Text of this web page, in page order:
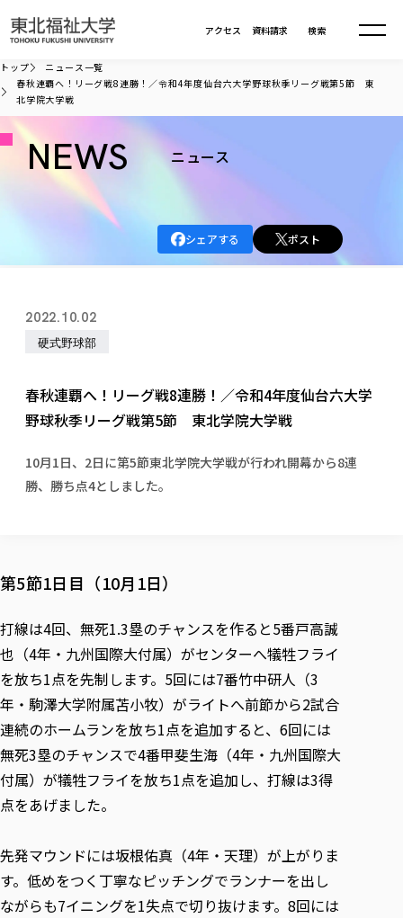
資料請求
アクセス 検索
大学について
大学理念
各種方針
大学の概要
大学の歩み
学生・教職員・卒業生数
校歌の歴史
校章・マーク・カラー
寄附の受け入れ
関連法人
キャンパス案内
大学の取り組み
大学の取り組み
カリキュラム編成ガイドライン
本学のシラバスについて
一般事業主行動計画
公的資金等の不正使用の防止に関する基本方針
リエゾンゼミ・ナビ（テキスト等）
お役立ち情報（リンク集）
放射線モニタリング測定結果（国見キャンパス）
情報公開
寄附行為
中期事業計画
学校教育法施行規則第172条の2に基づく情報公開
学部・学科等設置計画履行状況報告書
情報公開規程
学部・大学院
学部・大学院TOP
総合福祉学部
福祉行政学科
共生まちづくり学部
共生まちづくり学部
教育学部
教育学科
健康科学部
保健看護学科
産業福祉マネジメント学科
大学院
大学院
総合福祉学研究科 社会福祉学専攻 修士課程
総合福祉学研究科 社会福祉学専攻 博士課程
総合福祉学研究科 福祉心理学専攻 修士課程
教育学研究科 教育学専攻 修士課程
通信教育部
通信教育部
通信制大学院 総合福祉学研究科 社会福祉学専攻 修士課程
通信制大学院 総合福祉学研究科 福祉心理学専攻 修士課程
カリキュラム（学部・大学院）
その他の就学機会
学びの特徴
学びの特徴
ICT教育
初年次教育（リエゾンゼミⅠ）
実学臨床教育（総合福祉学部のみ履修可能）
学びのサポート
学びのサポート
入学試験
進学相談会
オープンキャンパス
就職状況
取得可能な資格・免許
東北福祉大学のキャリアサポート
センター長の挨拶
単独学内説明会のご案内
在学生の方
在学生の方
資格取得報奨制度について
東北福祉大学求人・インターンシップ検索サイト（キャリタス
卒業生の方
卒業後のキャリア支援体制
在学生による訪問、情報提供へのご協力のお願い
卒業生アンケート
よくあるご質問
東北福祉大学のDNA
在学生インタビュー
課外活動 TOP
文化会・文化系サークル紹介
国際交流
交換留学生 Exchange students
外国人在学生
Prospective Students
学生支援センター国際交流の活動
スタッフ紹介
ニュース一覧
東北福祉大学の研究活動
共同研究等をご検討の皆様へ
東北福祉大学の紀要・リポジトリ
研究紀要
教職研究
東北福祉大学教育・教職センター特別支援教育研究年報一覧
芹沢銈介美術工芸館年報
東北福祉大学機関リポジトリ
東北福祉大学オープンアクセス方針
産学・産学官連携
産学・産学官連携
「高齢者のフレイル予防及びデジタルデバイド解消に向けた産
高齢者施設特化型モジュラー車いす開発
学生参加 × 産学官連携 ～ 「行学一如」の実践
社会貢献・地域連携活動
社会貢献・地域連携活動
社会貢献への取り組み
社会貢献・地域連携活動報告書
各種社会貢献活動の窓口
JICA草の根技術協力事業
生涯学習・社会人講座
自治体・団体等との主な協定
自治体・団体等との主な協定
研究所について
研究者のご紹介
月例TFU実学臨床研究セミナー
特別支援教育研究室
TFU教育フォーラム
取材について
施設利用
同窓会
学内ポータルシステム
Universal Passport
トップ
ニュース一覧
春秋連覇へ！リーグ戦8連勝！／令和4年度仙台六大学野球秋季リーグ戦第5節 東
北学院大学戦
NEWS ニュース
シェアする ポスト
2022.10.02
硬式野球部
春秋連覇へ！リーグ戦8連勝！／令和4年度仙台六大学
野球秋季リーグ戦第5節 東北学院大学戦
10月1日、2日に第5節東北学院大学戦が行われ開幕から8連
勝、勝ち点4としました。
第5節1日目（10月1日）
打線は4回、無死1.3塁のチャンスを作ると5番戸高誠
也（4年・九州国際大付属）がセンターへ犠牲フライ
を放ち1点を先制します。5回には7番竹中研人（3
年・駒澤大学附属苫小牧）がライトへ前節から2試合
連続のホームランを放ち1点を追加すると、6回には
無死3塁のチャンスで4番甲斐生海（4年・九州国際大
付属）が犠牲フライを放ち1点を追加し、打線は3得
点をあげました。
先発マウンドには坂根佑真（4年・天理）が上がりま
す。低めをつく丁寧なピッチングでランナーを出し
ながらも7イニングを1失点で切り抜けます。8回には